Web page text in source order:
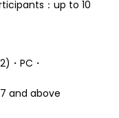
and above